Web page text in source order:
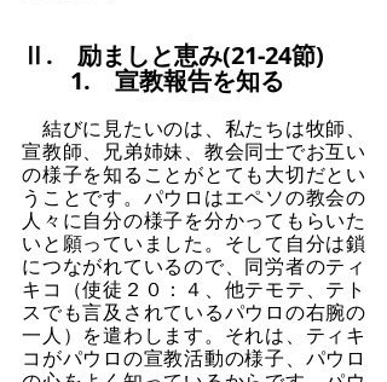
Ⅱ.　励ましと恵み(21-24節)
1.　宣教報告を知る
結びに見たいのは、私たちは牧師、
宣教師、兄弟姉妹、教会同士でお互い
の様子を知ることがとても大切だとい
うことです。パウロはエペソの教会の
人々に自分の様子を分かってもらいた
いと願っていました。そして自分は鎖
につながれているので、同労者のティ
キコ（使徒２０：４、他テモテ、テト
スでも言及されているパウロの右腕の
一人）を遣わします。それは、ティキ
コがパウロの宣教活動の様子、パウロ